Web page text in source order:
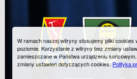
W ramach naszej witryny stosujemy pliki
poziomie. Korzystanie z witryny bez zmiany
zamieszczane w Państwa urządzeniu
zmiany ustawień dotyczących cookies.Polityka